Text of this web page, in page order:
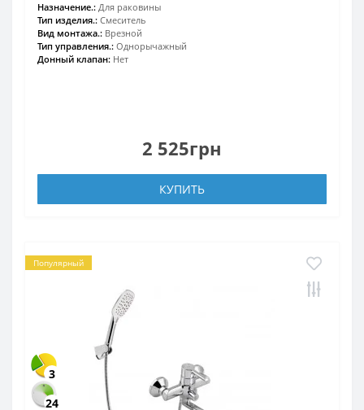
Назначение.: Для раковины
Тип изделия.: Смеситель
Вид монтажа.: Врезной
Тип управления.: Однорычажный
Донный клапан: Нет
2 525грн
КУПИТЬ
Популярный
3
24